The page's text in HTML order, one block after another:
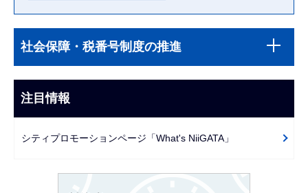
文
こ
ま
で
サ
ブ
ビ
ー
社会保障・税番号制度の推進
注目情報
シティプロモーションページ「What's NiiGATA」